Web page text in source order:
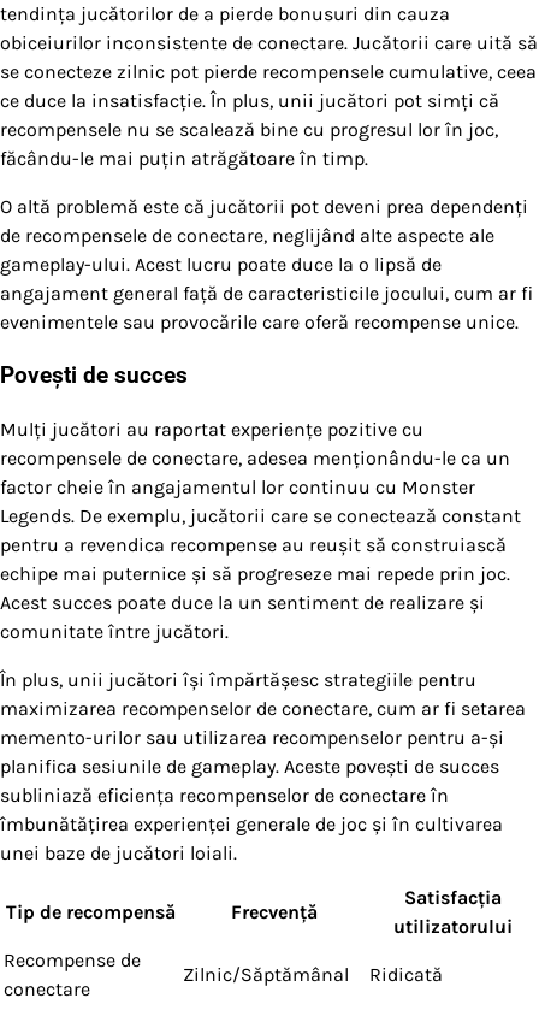
tendința jucătorilor de a pierde bonusuri din cauza
obiceiurilor inconsistente de conectare. Jucătorii care uită să
se conecteze zilnic pot pierde recompensele cumulative, ceea
ce duce la insatisfacție. În plus, unii jucători pot simți că
recompensele nu se scalează bine cu progresul lor în joc,
făcându-le mai puțin atrăgătoare în timp.
O altă problemă este că jucătorii pot deveni prea dependenți
de recompensele de conectare, neglijând alte aspecte ale
gameplay-ului. Acest lucru poate duce la o lipsă de
angajament general față de caracteristicile jocului, cum ar fi
evenimentele sau provocările care oferă recompense unice.
Povești de succes
Mulți jucători au raportat experiențe pozitive cu
recompensele de conectare, adesea menționându-le ca un
factor cheie în angajamentul lor continuu cu Monster
Legends. De exemplu, jucătorii care se conectează constant
pentru a revendica recompense au reușit să construiască
echipe mai puternice și să progreseze mai repede prin joc.
Acest succes poate duce la un sentiment de realizare și
comunitate între jucători.
În plus, unii jucători își împărtășesc strategiile pentru
maximizarea recompenselor de conectare, cum ar fi setarea
memento-urilor sau utilizarea recompenselor pentru a-și
planifica sesiunile de gameplay. Aceste povești de succes
subliniază eficiența recompenselor de conectare în
îmbunătățirea experienței generale de joc și în cultivarea
unei baze de jucători loiali.
Tip de recompensă Frecvență
Satisfacția
utilizatorului
Recompense de
conectare
Zilnic/Săptămânal Ridicată